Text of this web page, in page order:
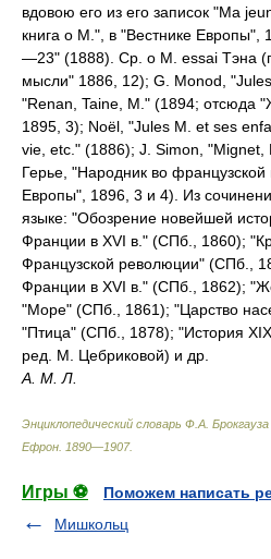
вдовою его из его записок "Ma
книга о М.", в "Вестнике Европы",
—23" (1888). Ср. о М. essai Тэна
мысли" 1886, 12); G. Monod,
"Renan, Taine, M." (1894; отсюда
1895, 3); Noël, "Jules M. et ses
vie, etc." (1886); J. Simon,
Герье, "Народник во
Европы", 1896, 3 и 4). Из
языке: "Обозрение новейшей
Франции в XVI в." (СПб., 1860);
Французской революции" (СПб.,
Франции в XVI в." (СПб., 1862);
"Море" (СПб., 1861); "Царство
"Птица" (СПб., 1878); "История
ред. М. Цебриковой) и др.
А. М. Л.
Энциклопедический словарь Ф.А.
Ефрон 1890—1907.
Игры ⚽
Поможем написать
Мишкольц